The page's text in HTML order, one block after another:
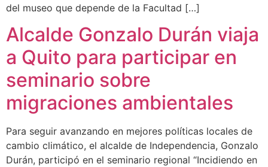
del museo que depende de la Facultad […]
Alcalde Gonzalo Durán viaja
a Quito para participar en
seminario sobre
migraciones ambientales
Para seguir avanzando en mejores políticas locales de
cambio climático, el alcalde de Independencia, Gonzalo
Durán, participó en el seminario regional “Incidiendo en